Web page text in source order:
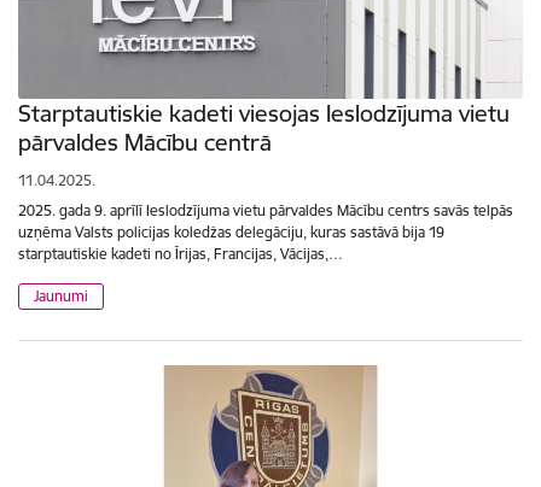
Starptautiskie kadeti viesojas Ieslodzījuma vietu
pārvaldes Mācību centrā
11.04.2025.
2025. gada 9. aprīlī Ieslodzījuma vietu pārvaldes Mācību centrs savās telpās
uzņēma Valsts policijas koledžas delegāciju, kuras sastāvā bija 19
starptautiskie kadeti no Īrijas, Francijas, Vācijas,…
Jaunumi